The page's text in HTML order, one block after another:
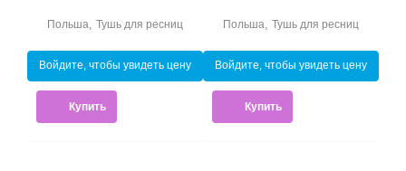
Тушь для ресниц
Польша
Войдите, чтобы увидеть цену
Купить
Тушь для ресниц
Польша
Войдите, чтобы увидеть цену
Купить